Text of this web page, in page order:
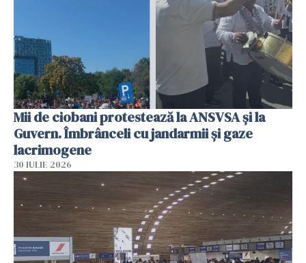
Mii de ciobani protestează la ANSVSA și la
Guvern. Îmbrânceli cu jandarmii și gaze
lacrimogene
30 IULIE 2026